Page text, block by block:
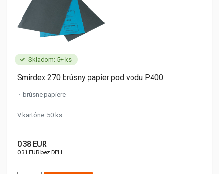
Skladom: 5+ ks
Smirdex 270 brúsny papier pod vodu P400
brúsne papiere
V kartóne: 50 ks
0.38 EUR
0.31 EUR bez DPH